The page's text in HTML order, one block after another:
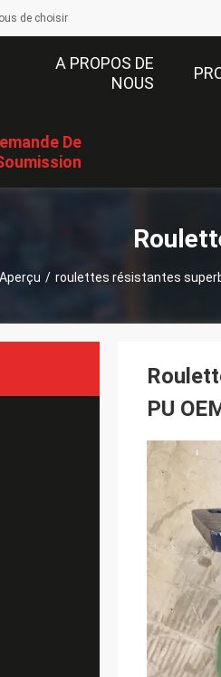
de choisir
A PROPOS DE
NOUS
De
Aperçu / roulettes résistantes
PU